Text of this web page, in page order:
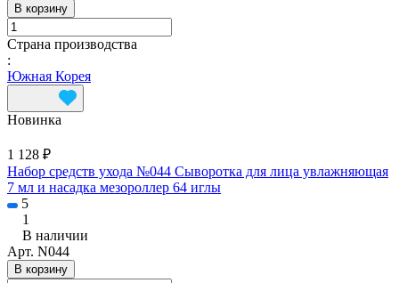
В корзину
Страна производства
:
Южная Корея
Новинка
1 128 ₽
Набор средств ухода №044 Сыворотка для лица увлажняющая
7 мл и насадка мезороллер 64 иглы
5
1
В наличии
Арт. N044
В корзину